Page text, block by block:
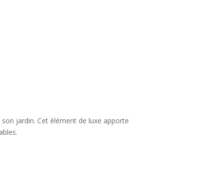
jardin. Cet élément de luxe apporte